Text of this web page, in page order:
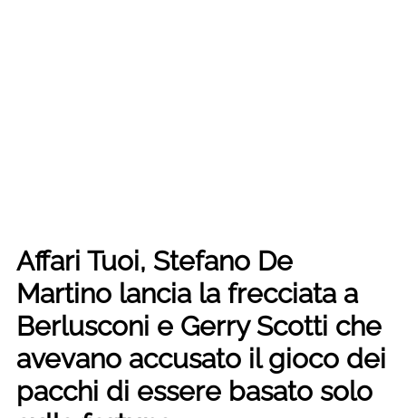
Affari Tuoi, Stefano De
Martino lancia la frecciata a
Berlusconi e Gerry Scotti che
avevano accusato il gioco dei
pacchi di essere basato solo